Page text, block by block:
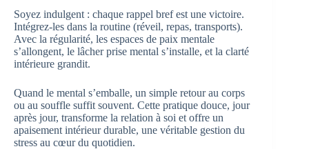
Soyez indulgent : chaque rappel bref est une victoire.
Intégrez-les dans la routine (réveil, repas, transports).
Avec la régularité, les espaces de paix mentale
s’allongent, le lâcher prise mental s’installe, et la clarté
intérieure grandit.
Quand le mental s’emballe, un simple retour au corps
ou au souffle suffit souvent. Cette pratique douce, jour
après jour, transforme la relation à soi et offre un
apaisement intérieur durable, une véritable gestion du
stress au cœur du quotidien.